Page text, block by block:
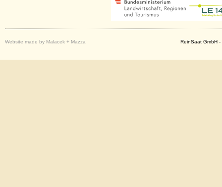
Website made by Malacek + Mazza ReinSaat GmbH